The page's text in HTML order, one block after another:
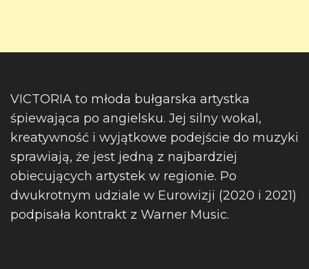
VICTORIA to młoda bułgarska artystka
śpiewająca po angielsku. Jej silny wokal,
kreatywność i wyjątkowe podejście do muzyki
sprawiają, że jest jedną z najbardziej
obiecujących artystek w regionie. Po
dwukrotnym udziale w Eurowizji (2020 i 2021)
podpisała kontrakt z Warner Music.